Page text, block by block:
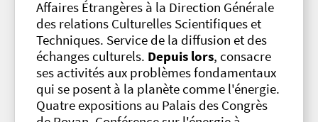
Affaires Étrangères à la Direction Générale
des relations Culturelles Scientifiques et
Techniques. Service de la diffusion et des
échanges culturels. Depuis lors, consacre
ses activités aux problèmes fondamentaux
qui se posent à la planète comme l'énergie.
Quatre expositions au Palais des Congrès